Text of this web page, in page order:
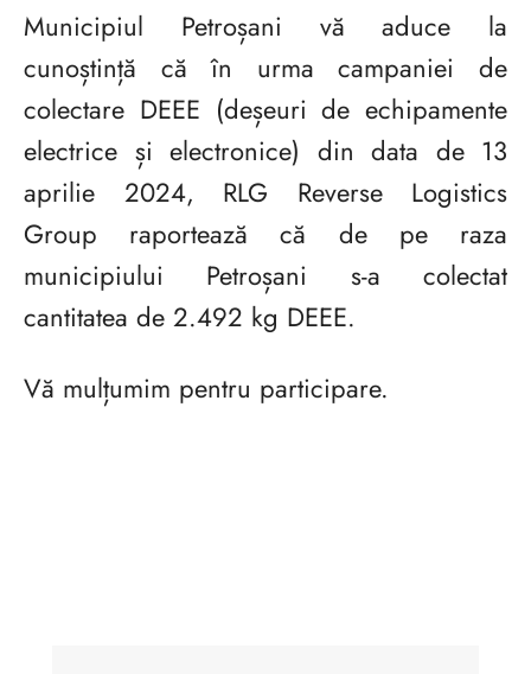
Municipiul Petroșani vă aduce la
cunoștință că în urma campaniei de
colectare DEEE (deșeuri de echipamente
electrice și electronice) din data de 13
aprilie 2024, RLG Reverse Logistics
Group raportează că de pe raza
municipiului Petroșani s-a colectat
cantitatea de 2.492 kg DEEE.
Vă mulțumim pentru participare.